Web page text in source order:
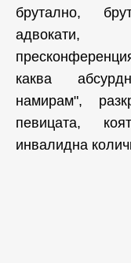
брутално,
адвокати,
каква
намирам",
певицата,
инвалидна